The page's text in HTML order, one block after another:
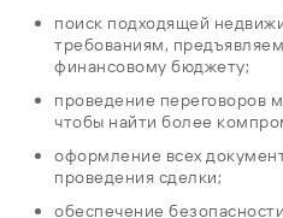
поиск подходящей
требованиям,
финансовому бюджету;
проведение переговоров
чтобы найти более
оформление всех
проведения сделки;
обеспечение